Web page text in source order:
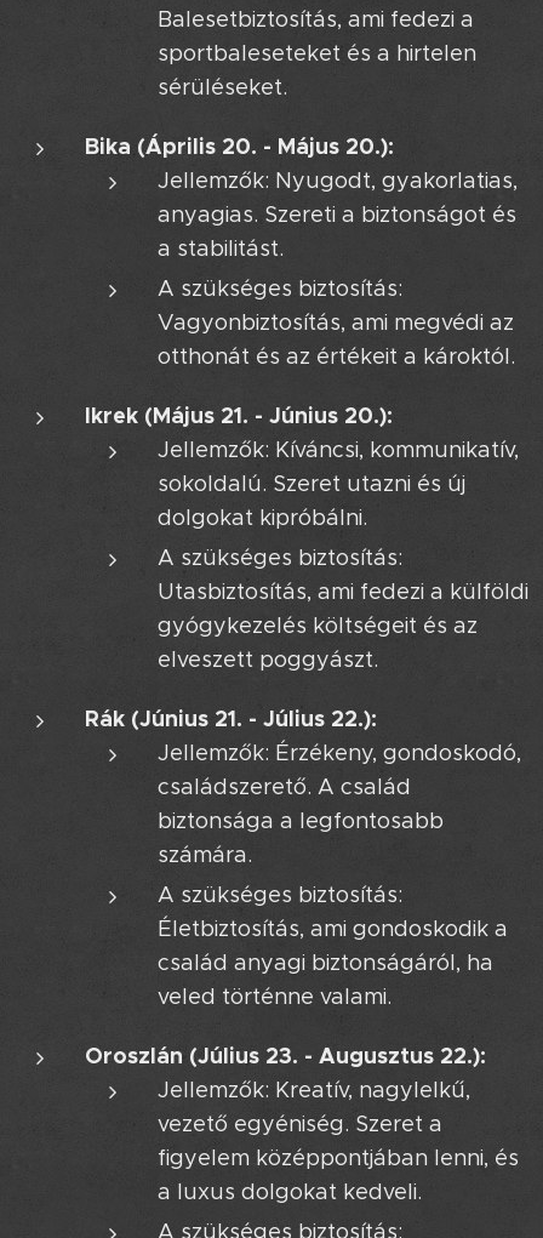
Balesetbiztosítás, ami fedezi a
sportbaleseteket és a hirtelen
sérüléseket.
Bika (Április 20. - Május 20.):
Jellemzők: Nyugodt, gyakorlatias,
anyagias. Szereti a biztonságot és
a stabilitást.
A szükséges biztosítás:
Vagyonbiztosítás, ami megvédi az
otthonát és az értékeit a károktól.
Ikrek (Május 21. - Június 20.):
Jellemzők: Kíváncsi, kommunikatív,
sokoldalú. Szeret utazni és új
dolgokat kipróbálni.
A szükséges biztosítás:
Utasbiztosítás, ami fedezi a külföldi
gyógykezelés költségeit és az
elveszett poggyászt.
Rák (Június 21. - Július 22.):
Jellemzők: Érzékeny, gondoskodó,
családszerető. A család
biztonsága a legfontosabb
számára.
A szükséges biztosítás:
Életbiztosítás, ami gondoskodik a
család anyagi biztonságáról, ha
veled történne valami.
Oroszlán (Július 23. - Augusztus 22.):
Jellemzők: Kreatív, nagylelkű,
vezető egyéniség. Szeret a
figyelem középpontjában lenni, és
a luxus dolgokat kedveli.
A szükséges biztosítás: